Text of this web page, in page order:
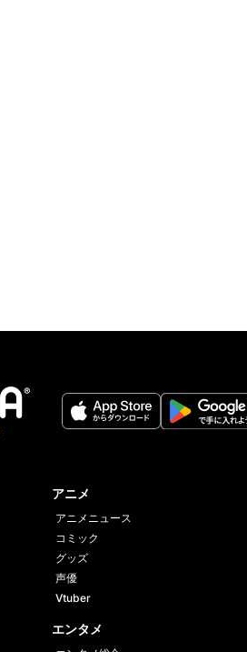
アニメ
アニメニュース
コミック
グッズ
声優
Vtuber
エンタメ